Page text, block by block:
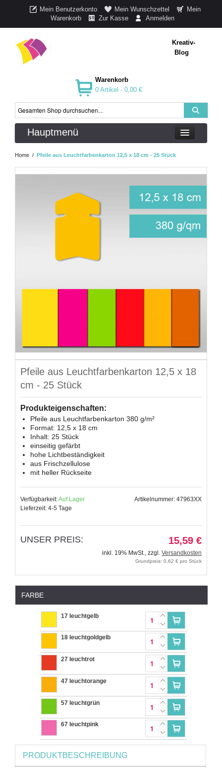
Mein Benutzerkonto Mein Wunschzettel
Mein
Warenkorb
Zur Kasse Anmelden
Kreativ-
Blog
Warenkorb
0 Artikel - 0,00 €
Hauptmenü
Home / Pfeile aus Leuchtfarbenkarton 12,5 x 18 cm - 25 Stück
Pfeile aus Leuchtfarbenkarton 12,5 x 18
cm - 25 Stück
Produkteigenschaften:
Pfeile aus Leuchtfarbenkarton 380 g/m²
Format: 12,5 x 18 cm
Inhalt: 25 Stück
einseitig gefärbt
hohe Lichtbeständigkeit
aus Frischzellulose
mit heller Rückseite
Verfügbarkeit:Auf Lager
Lieferzeit: 4-5 Tage
Artikelnummer: 47963XX
UNSER PREIS: 15,59 €
inkl. 19% MwSt., zzgl. Versandkosten
Grundpreis: 0,62 € pro Stück
FARBE
17 leuchtgelb
18 leuchtgoldgelb
27 leuchtrot
47 leuchtorange
57 leuchtgrün
67 leuchtpink
PRODUKTBESCHREIBUNG